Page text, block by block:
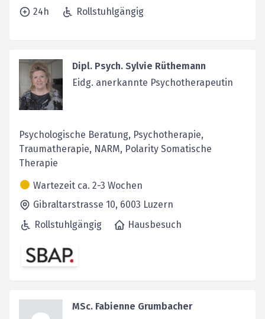
24h
Rollstuhlgängig
Dipl. Psych. Sylvie Rüthemann
Eidg. anerkannte Psychotherapeutin
Psychologische Beratung, Psychotherapie,
Traumatherapie, NARM, Polarity Somatische
Therapie
Wartezeit ca. 2-3 Wochen
Gibraltarstrasse 10, 6003 Luzern
Rollstuhlgängig
Hausbesuch
MSc. Fabienne Grumbacher